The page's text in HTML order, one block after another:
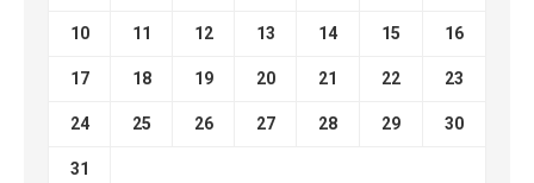
10 11 12 13 14 15 16
17 18 19 20 21 22 23
24 25 26 27 28 29 30
31